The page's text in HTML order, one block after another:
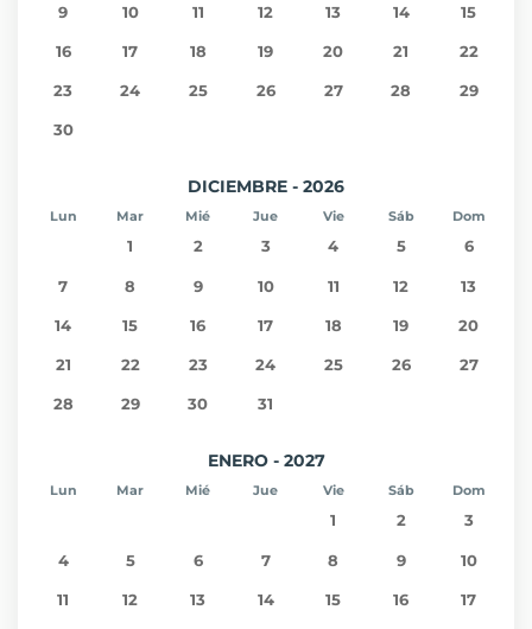
9 10 11 12 13 14 15
16 17 18 19 20 21 22
23 24 25 26 27 28 29
30
DICIEMBRE - 2026
Lun Mar Mié Jue Vie Sáb Dom
1 2 3 4 5 6
7 8 9 10 11 12 13
14 15 16 17 18 19 20
21 22 23 24 25 26 27
28 29 30 31
ENERO - 2027
Lun Mar Mié Jue Vie Sáb Dom
1 2 3
4 5 6 7 8 9 10
11 12 13 14 15 16 17